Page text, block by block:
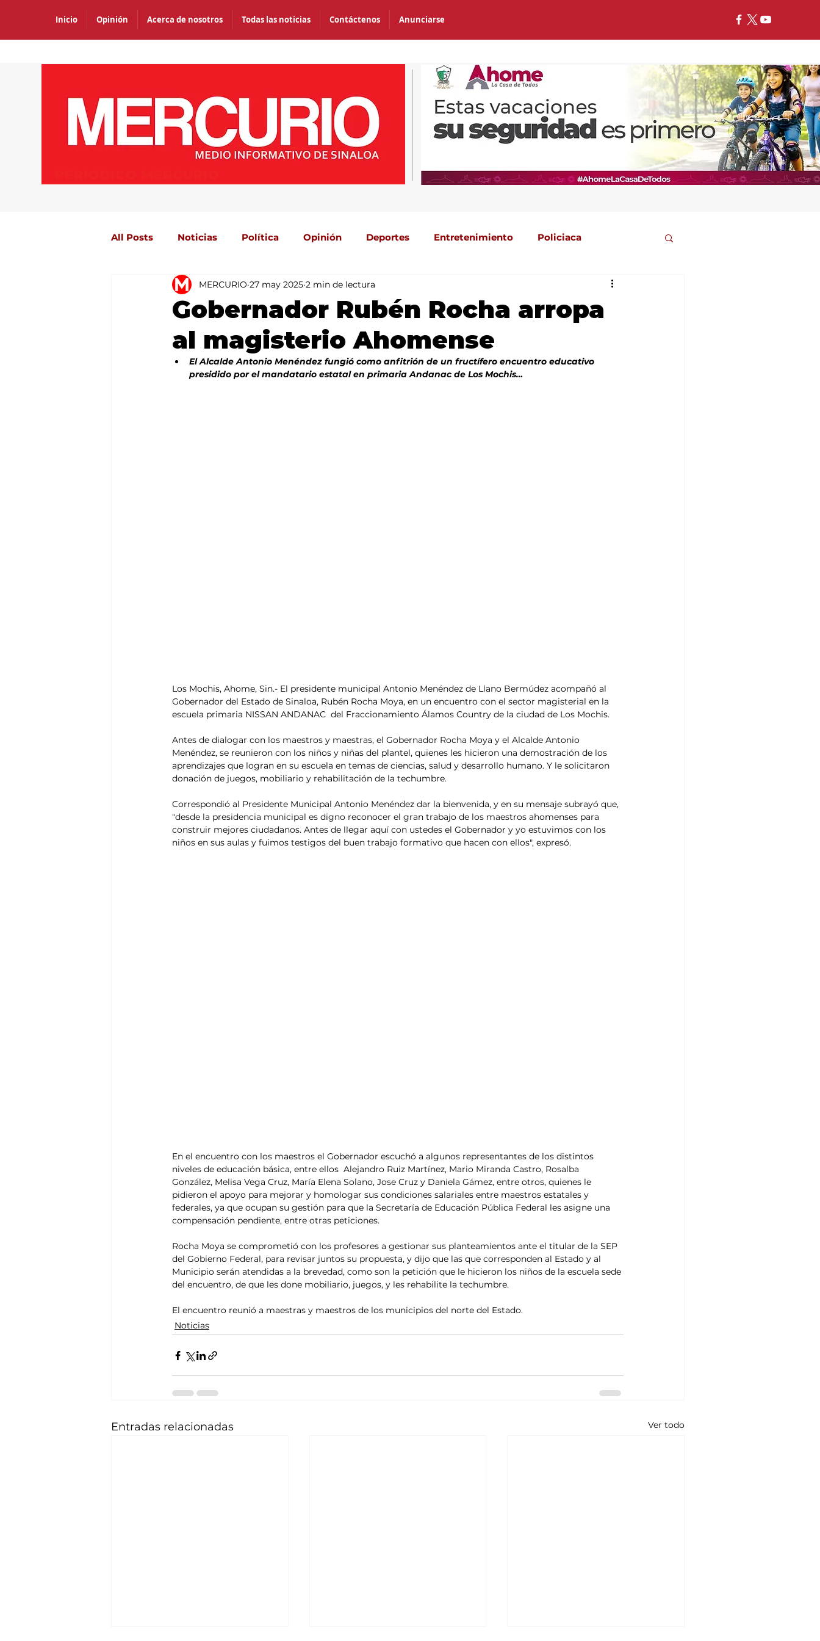
Inicio Opinión Acerca de nosotros Todas las noticias Contáctenos Anunciarse
All Posts Noticias Política Opinión Deportes Entretenimiento Policiaca
Agricultura México Mundo Portada 2
Gobernador Rubén Rocha arropa
al magisterio Ahomense
MERCURIO 27 may 2025 2 min de lectura
El Alcalde Antonio Menéndez fungió como anfitrión de un fructífero encuentro educativo
presidido por el mandatario estatal en primaria Andanac de Los Mochis…
Los Mochis, Ahome, Sin.- El presidente municipal Antonio Menéndez de Llano Bermúdez acompañó al
Gobernador del Estado de Sinaloa, Rubén Rocha Moya, en un encuentro con el sector magisterial en la
escuela primaria NISSAN ANDANAC  del Fraccionamiento Álamos Country de la ciudad de Los Mochis.
Antes de dialogar con los maestros y maestras, el Gobernador Rocha Moya y el Alcalde Antonio
Menéndez, se reunieron con los niños y niñas del plantel, quienes les hicieron una demostración de los
aprendizajes que logran en su escuela en temas de ciencias, salud y desarrollo humano. Y le solicitaron
donación de juegos, mobiliario y rehabilitación de la techumbre.
Correspondió al Presidente Municipal Antonio Menéndez dar la bienvenida, y en su mensaje subrayó que,
"desde la presidencia municipal es digno reconocer el gran trabajo de los maestros ahomenses para
construir mejores ciudadanos. Antes de llegar aquí con ustedes el Gobernador y yo estuvimos con los
niños en sus aulas y fuimos testigos del buen trabajo formativo que hacen con ellos", expresó.
En el encuentro con los maestros el Gobernador escuchó a algunos representantes de los distintos
niveles de educación básica, entre ellos  Alejandro Ruiz Martínez, Mario Miranda Castro, Rosalba
González, Melisa Vega Cruz, María Elena Solano, Jose Cruz y Daniela Gámez, entre otros, quienes le
pidieron el apoyo para mejorar y homologar sus condiciones salariales entre maestros estatales y
federales, ya que ocupan su gestión para que la Secretaría de Educación Pública Federal les asigne una
compensación pendiente, entre otras peticiones.
Rocha Moya se comprometió con los profesores a gestionar sus planteamientos ante el titular de la SEP
del Gobierno Federal, para revisar juntos su propuesta, y dijo que las que corresponden al Estado y al
Municipio serán atendidas a la brevedad, como son la petición que le hicieron los niños de la escuela sede
del encuentro, de que les done mobiliario, juegos, y les rehabilite la techumbre.
El encuentro reunió a maestras y maestros de los municipios del norte del Estado.
Noticias
Entradas relacionadas Ver todo